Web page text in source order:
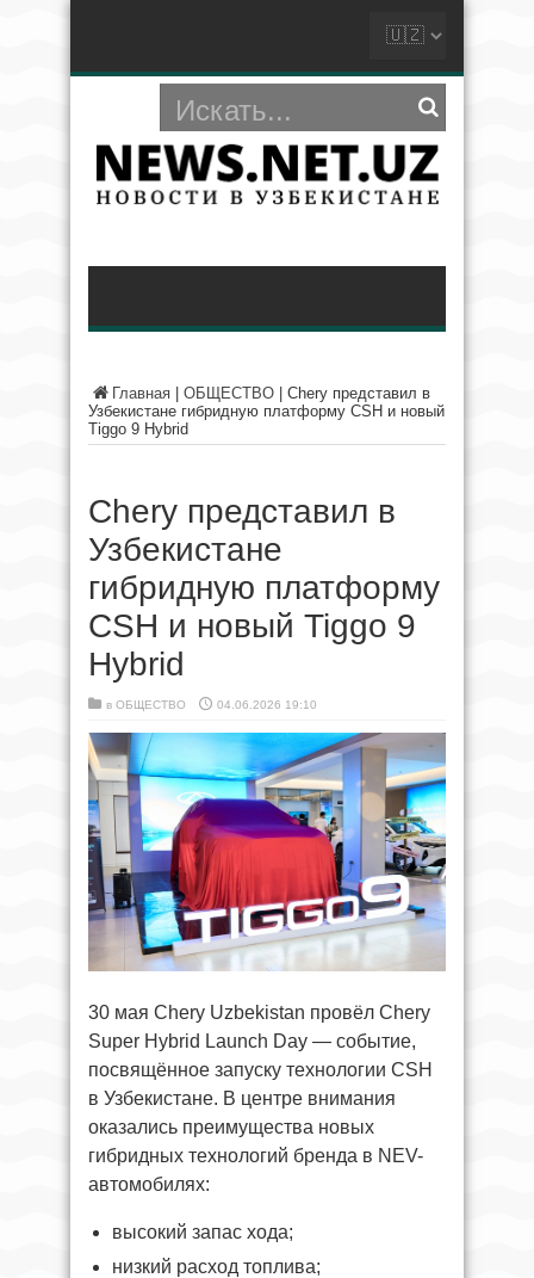
Главная ОБЩЕСТВО
Chery представил в
Узбекистане гибридную платформу CSH и новый
Tiggo 9 Hybrid
Chery представил в
Узбекистане
гибридную платформу
CSH и новый Tiggo 9
Hybrid
в ОБЩЕСТВО 04.06.2026 19:10
30 мая Chery Uzbekistan провёл Chery
Super Hybrid Launch Day — событие,
посвящённое запуску технологии CSH
в Узбекистане. В центре внимания
оказались преимущества новых
гибридных технологий бренда в NEV-
автомобилях:
высокий запас хода;
низкий расход топлива;